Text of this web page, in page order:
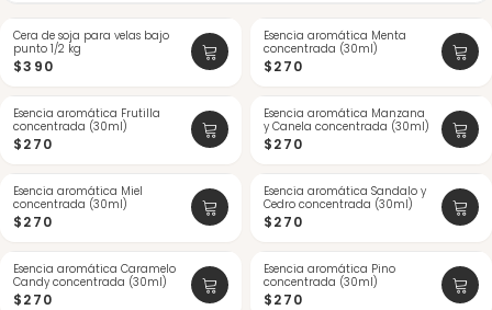
NUEVO
Cera de soja para velas bajo
punto 1/2 kg
$390
NUEVO
Esencia aromática Menta
concentrada (30ml)
$270
NUEVO
Esencia aromática Frutilla
concentrada (30ml)
$270
NUEVO
ÚLTIMAS
Esencia aromática Manzana
y Canela concentrada (30ml)
$270
NUEVO
Esencia aromática Miel
concentrada (30ml)
$270
NUEVO
Esencia aromática Sandalo y
Cedro concentrada (30ml)
$270
NUEVO
ÚLTIMAS
Esencia aromática Caramelo
Candy concentrada (30ml)
$270
NUEVO
Esencia aromática Pino
concentrada (30ml)
$270